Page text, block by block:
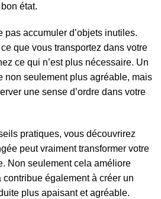
état.
pas accumuler d’objets inutiles.
que vous transportez dans votre
ce qui n’est plus nécessaire. Un
non seulement plus agréable, mais
une sense d’ordre dans votre
pratiques, vous découvrirez
peut vraiment transformer votre
Non seulement cela améliore
également à créer un
plus apaisant et agréable.